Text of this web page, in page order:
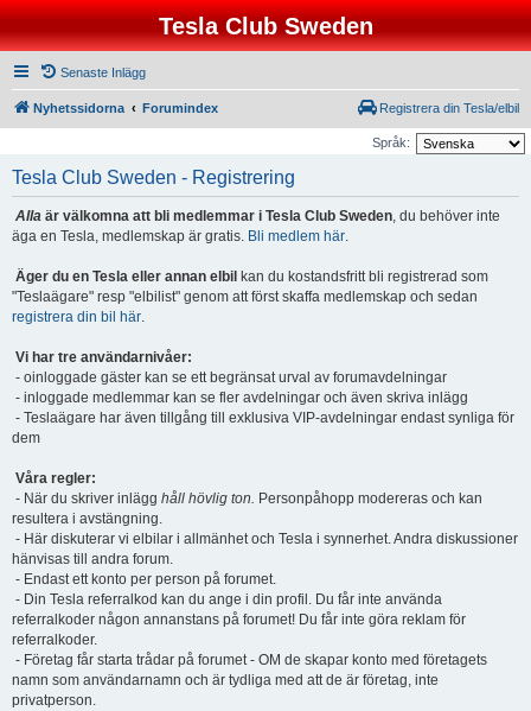
Tesla Club Sweden
Senaste Inlägg
Nyhetssidorna Forumindex Registrera din Tesla/elbil
Språk:
Tesla Club Sweden - Registrering
Alla är välkomna att bli medlemmar i Tesla Club Sweden, du behöver inte
äga en Tesla, medlemskap är gratis. Bli medlem här.
Äger du en Tesla eller annan elbil kan du kostandsfritt bli registrerad som
"Teslaägare" resp "elbilist" genom att först skaffa medlemskap och sedan
registrera din bil här.
Vi har tre användarnivåer:
- oinloggade gäster kan se ett begränsat urval av forumavdelningar
- inloggade medlemmar kan se fler avdelningar och även skriva inlägg
- Teslaägare har även tillgång till exklusiva VIP-avdelningar endast synliga för
dem
Våra regler:
- När du skriver inlägg håll hövlig ton. Personpåhopp modereras och kan
resultera i avstängning.
- Här diskuterar vi elbilar i allmänhet och Tesla i synnerhet. Andra diskussioner
hänvisas till andra forum.
- Endast ett konto per person på forumet.
- Din Tesla referralkod kan du ange i din profil. Du får inte använda
referralkoder någon annanstans på forumet! Du får inte göra reklam för
referralkoder.
- Företag får starta trådar på forumet - OM de skapar konto med företagets
namn som användarnamn och är tydliga med att de är företag, inte
privatperson.